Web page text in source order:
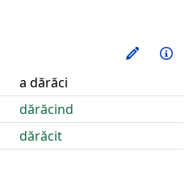
Train
a dărăci
dărăcind
dărăcit